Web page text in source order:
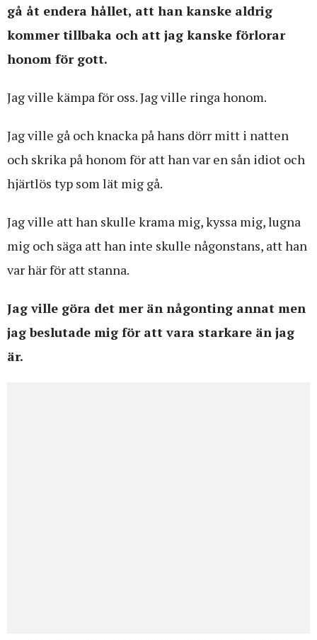
gå åt endera hållet, att han kanske aldrig
kommer tillbaka och att jag kanske förlorar
honom för gott.
Jag ville kämpa för oss. Jag ville ringa honom.
Jag ville gå och knacka på hans dörr mitt i natten
och skrika på honom för att han var en sån idiot och
hjärtlös typ som lät mig gå.
Jag ville att han skulle krama mig, kyssa mig, lugna
mig och säga att han inte skulle någonstans, att han
var här för att stanna.
Jag ville göra det mer än någonting annat men
jag beslutade mig för att vara starkare än jag
är.